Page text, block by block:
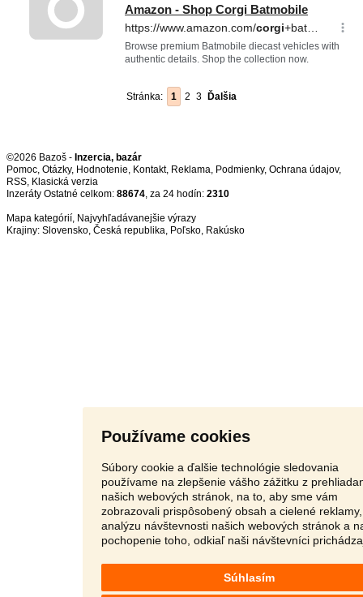
Používame cookies
Súbory cookie a ďalšie technológie sledovania
používame na zlepšenie vášho zážitku z
našich webových stránok, na to, aby sme vám
zobrazovali prispôsobený obsah a cielené
analýzu návštevnosti našich webových stránok a
pochopenie toho, odkiaľ naši návštevníci
Súhlasím
Stránka: 1 2 3 Ďalšia
©2026 Bazoš - Inzercia, bazár
Pomoc, Otázky, Hodnotenie, Kontakt, Reklama, Podmienky, Ochrana údajov,
RSS,
Inzeráty Ostatné celkom: 88674, za 24 hodín: 2310
Mapa kategórií, Najvyhľadávanejšie výrazy
Krajiny: Slovensko, Česká republika, Poľsko, Rakúsko